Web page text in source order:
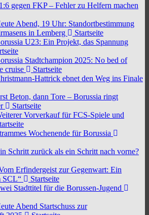
1:6 gegen FKP – Fehler zu Helfern machen
Abend, 19 Uhr: Standortbestimmung
in Lemberg
Startseite
U23: Ein Projekt, das Spannung
Stadtchampion 2025: No bed of
cruise
Startseite
Hattrick ebnet den Weg ins Finale
Beton, dann Tore – Borussia ringt
Startseite
Vorverkauf für FCS-Spiele und
Wochenende für Borussia
Schritt zurück als ein Schritt nach vorne?
Erfindergeist zur Gegenwart: Ein
SCL“
Startseite
Stadttitel für die Borussen-Jugend
Abend Startschuss zur